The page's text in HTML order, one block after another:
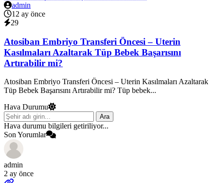
admin
12 ay önce
29
Atosiban Embriyo Transferi Öncesi – Uterin
Kasılmaları Azaltarak Tüp Bebek Başarısını
Artırabilir mi?
Atosiban Embriyo Transferi Öncesi – Uterin Kasılmaları Azaltarak
Tüp Bebek Başarısını Artırabilir mi? Tüp bebek...
Hava Durumu
Ara
Hava durumu bilgileri getiriliyor...
Son Yorumlar
admin
2 ay önce